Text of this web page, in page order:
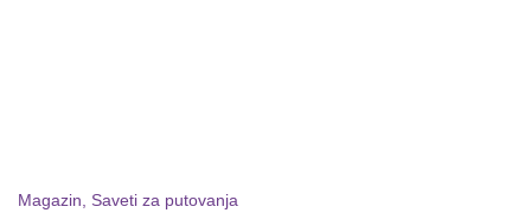
Magazin, Saveti za putovanja